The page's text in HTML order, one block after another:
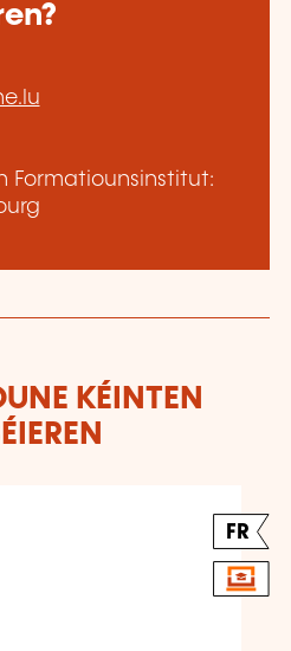
Formatiounsinstitut:
KÉINTEN
FR